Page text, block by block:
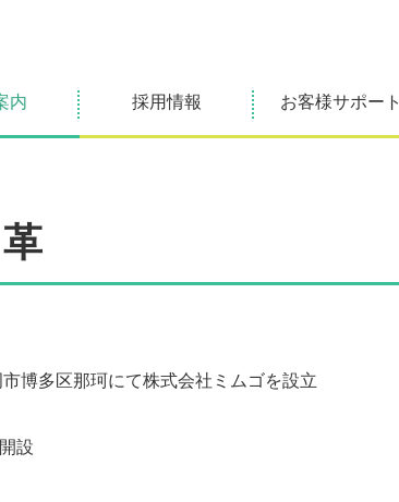
内 採用情報 お客様サポート
博多区那珂にて株式会社ミムゴを設立
設